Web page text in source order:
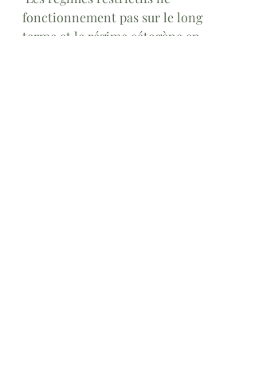
fonctionnement pas sur le long
terme et le régime cétogène en